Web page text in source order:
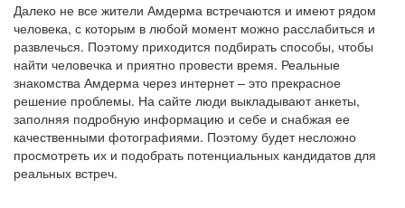
Далеко не все жители Амдерма встречаются и имеют рядом
человека, с которым в любой момент можно расслабиться и
развлечься. Поэтому приходится подбирать способы, чтобы
найти человечка и приятно провести время. Реальные
знакомства Амдерма через интернет – это прекрасное
решение проблемы. На сайте люди выкладывают анкеты,
заполняя подробную информацию и себе и снабжая ее
качественными фотографиями. Поэтому будет несложно
просмотреть их и подобрать потенциальных кандидатов для
реальных встреч.